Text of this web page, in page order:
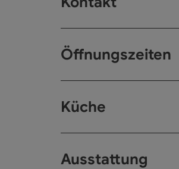
Öffnungszeiten
Küche
Ausstattung